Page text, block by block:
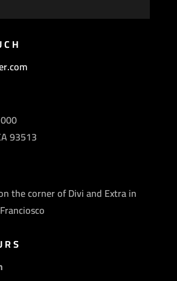
93513
the corner of Divi and Extra in